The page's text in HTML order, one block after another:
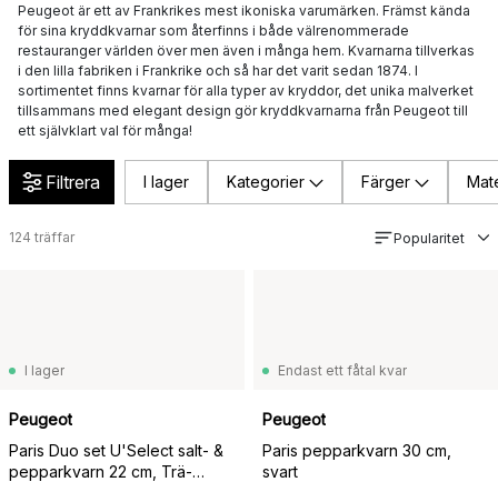
Peugeot är ett av Frankrikes mest ikoniska varumärken. Främst kända
för sina kryddkvarnar som återfinns i både välrenommerade
restauranger världen över men även i många hem. Kvarnarna tillverkas
i den lilla fabriken i Frankrike och så har det varit sedan 1874. I
sortimentet finns kvarnar för alla typer av kryddor, det unika malverket
tillsammans med elegant design gör kryddkvarnarna från Peugeot till
ett självklart val för många!
Filtrera I lager Kategorier Färger
124 träffar Popularitet
I lager
Peugeot
Paris Duo set U'Select salt- &
pepparkvarn 22 cm, Trä-
Endast ett fåtal kvar
Peugeot
Paris pepparkvarn 30 cm,
svart